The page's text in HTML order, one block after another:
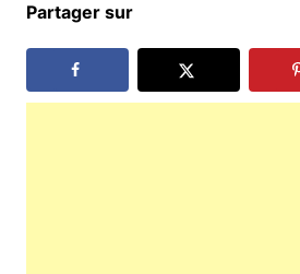
Partager sur